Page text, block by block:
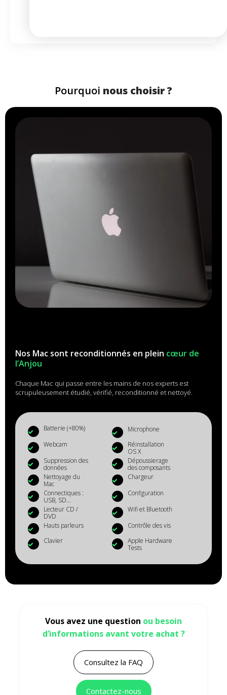
Pourquoi nous choisir ?
Nos Mac sont reconditionnés en plein cœur de
l’Anjou
Chaque Mac qui passe entre les mains de nos experts est
scrupuleusement étudié, vérifié, reconditionné et nettoyé.
Batterie (+80%)
Microphone
Webcam
Réinstallation
OS X
Suppression des
données
Dépoussierage
des composants
Nettoyage du
Mac
Chargeur
Connectiques :
USB, SD...
Configuration
Lecteur CD /
DVD
Wifi et Bluetooth
Hauts parleurs
Contrôle des vis
Clavier
Apple Hardware
Tests
Vous avez une question ou besoin
d’informations avant votre achat ?
Consultez la FAQ
Contactez-nous